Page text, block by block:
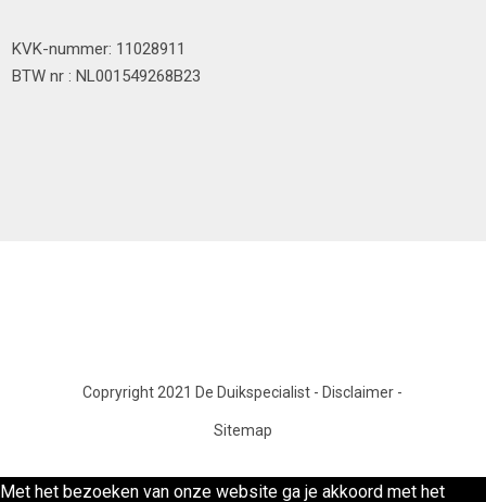
KVK-nummer: 11028911
BTW nr : NL001549268B23
Copryright 2021 De Duikspecialist - Disclaimer -
Sitemap
Met het bezoeken van onze website ga je akkoord met het